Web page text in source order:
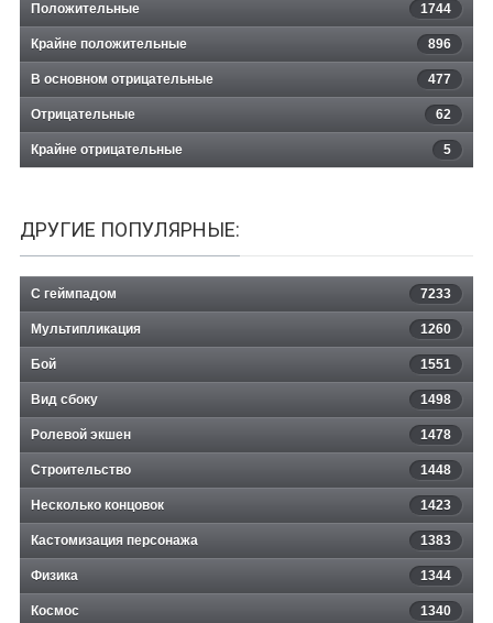
Положительные 1744
Крайне положительные 896
В основном отрицательные 477
Отрицательные 62
Крайне отрицательные 5
ДРУГИЕ ПОПУЛЯРНЫЕ:
С геймпадом 7233
Мультипликация 1260
Бой 1551
Вид сбоку 1498
Ролевой экшен 1478
Строительство 1448
Несколько концовок 1423
Кастомизация персонажа 1383
Физика 1344
Космос 1340